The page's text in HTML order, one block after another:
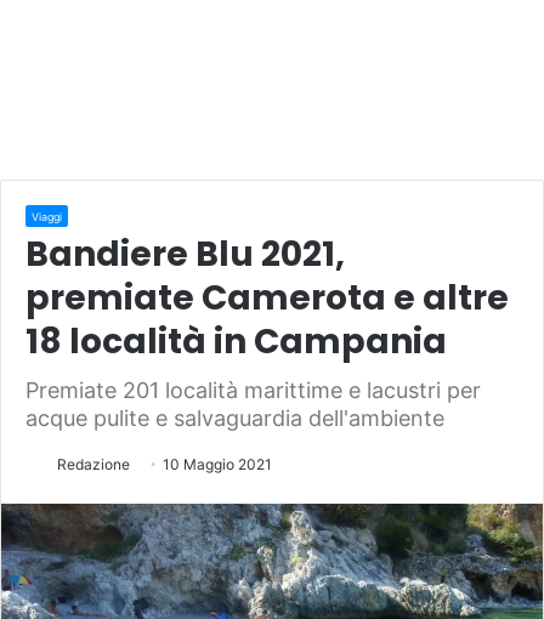
Viaggi
Bandiere Blu 2021,
premiate Camerota e altre
18 località in Campania
Premiate 201 località marittime e lacustri per
acque pulite e salvaguardia dell'ambiente
Redazione 10 Maggio 2021